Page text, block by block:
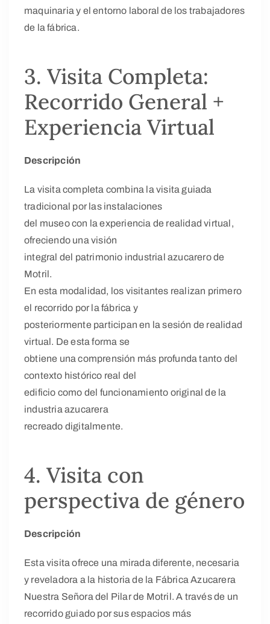
maquinaria y el entorno laboral de los trabajadores
de la fábrica.
3. Visita Completa:
Recorrido General +
Experiencia Virtual
Descripción
La visita completa combina la visita guiada
tradicional por las instalaciones
del museo con la experiencia de realidad virtual,
ofreciendo una visión
integral del patrimonio industrial azucarero de
Motril.
En esta modalidad, los visitantes realizan primero
el recorrido por la fábrica y
posteriormente participan en la sesión de realidad
virtual. De esta forma se
obtiene una comprensión más profunda tanto del
contexto histórico real del
edificio como del funcionamiento original de la
industria azucarera
recreado digitalmente.
4. Visita con
perspectiva de género
Descripción
Esta visita ofrece una mirada diferente, necesaria
y reveladora a la historia de la Fábrica Azucarera
Nuestra Señora del Pilar de Motril. A través de un
recorrido guiado por sus espacios más